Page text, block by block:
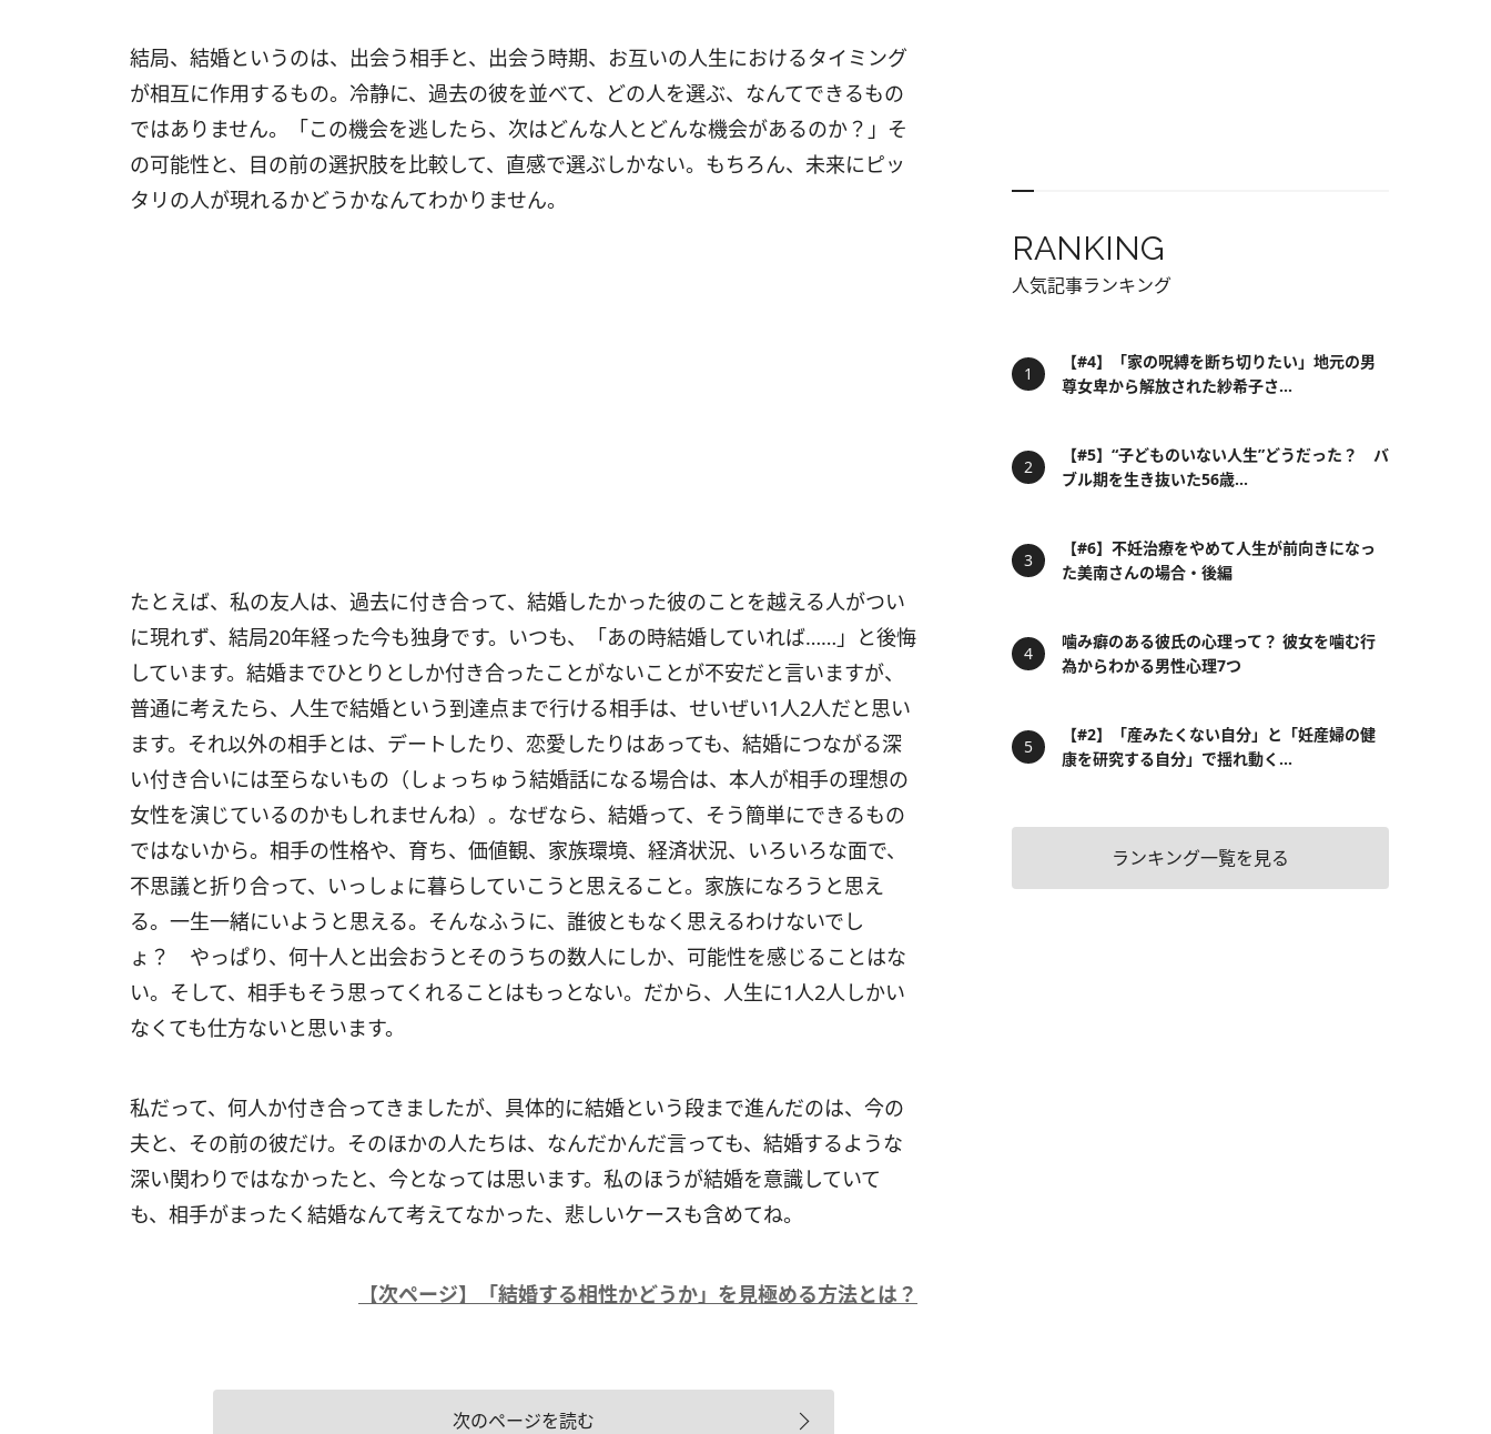
結局、結婚というのは、出会う相手と、出会う時期、お互いの人生におけるタイミング
が相互に作用するもの。冷静に、過去の彼を並べて、どの人を選ぶ、なんてできるもの
ではありません。「この機会を逃したら、次はどんな人とどんな機会があるのか？」そ
の可能性と、目の前の選択肢を比較して、直感で選ぶしかない。もちろん、未来にピッ
タリの人が現れるかどうかなんてわかりません。
たとえば、私の友人は、過去に付き合って、結婚したかった彼のことを越える人がつい
に現れず、結局20年経った今も独身です。いつも、「あの時結婚していれば……」と後悔
しています。結婚までひとりとしか付き合ったことがないことが不安だと言いますが、
普通に考えたら、人生で結婚という到達点まで行ける相手は、せいぜい1人2人だと思い
ます。それ以外の相手とは、デートしたり、恋愛したりはあっても、結婚につながる深
い付き合いには至らないもの（しょっちゅう結婚話になる場合は、本人が相手の理想の
女性を演じているのかもしれませんね）。なぜなら、結婚って、そう簡単にできるもの
ではないから。相手の性格や、育ち、価値観、家族環境、経済状況、いろいろな面で、
不思議と折り合って、いっしょに暮らしていこうと思えること。家族になろうと思え
る。一生一緒にいようと思える。そんなふうに、誰彼ともなく思えるわけないでし
ょ？ やっぱり、何十人と出会おうとそのうちの数人にしか、可能性を感じることはな
い。そして、相手もそう思ってくれることはもっとない。だから、人生に1人2人しかい
なくても仕方ないと思います。
私だって、何人か付き合ってきましたが、具体的に結婚という段まで進んだのは、今の
夫と、その前の彼だけ。そのほかの人たちは、なんだかんだ言っても、結婚するような
深い関わりではなかったと、今となっては思います。私のほうが結婚を意識していて
も、相手がまったく結婚なんて考えてなかった、悲しいケースも含めてね。
【次ページ】「結婚する相性かどうか」を見極める方法とは？
次のページを読む
RANKING
人気記事ランキング
【#4】「家の呪縛を断ち切りたい」地元の男
尊女卑から解放された紗希子さ...
【#5】“子どものいない人生”どうだった？ バ
ブル期を生き抜いた56歳...
【#6】不妊治療をやめて人生が前向きになっ
た美南さんの場合・後編
噛み癖のある彼氏の心理って？ 彼女を噛む行
為からわかる男性心理7つ
【#2】「産みたくない自分」と「妊産婦の健
康を研究する自分」で揺れ動く...
ランキング一覧を見る